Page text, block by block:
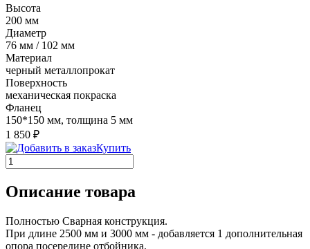
Высота
200 мм
Диаметр
76 мм / 102 мм
Материал
черный металлопрокат
Поверхность
механическая покраска
Фланец
150*150 мм, толщина 5 мм
1 850 ₽
Купить
Описание товара
Полностью Сварная конструкция.
При длине 2500 мм и 3000 мм - добавляется 1 дополнительная
опора посередине отбойника.